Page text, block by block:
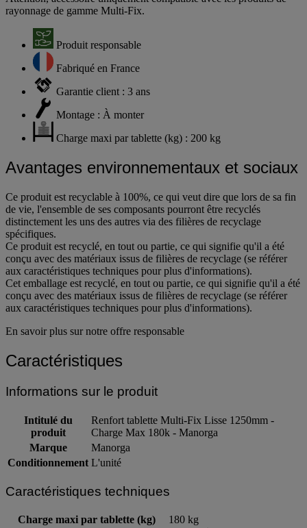
rayonnage de gamme Multi-Fix.
Produit responsable
Fabriqué en France
Garantie client : 3 ans
Montage : À monter
Charge maxi par tablette (kg) : 200 kg
Avantages environnementaux et sociaux
Ce produit est recyclable à 100%, ce qui veut dire que lors de sa fin
de vie, l'ensemble de ses composants pourront être recyclés
distinctement les uns des autres via des filières de recyclage
spécifiques.
Ce produit est recyclé, en tout ou partie, ce qui signifie qu'il a été
conçu avec des matériaux issus de filières de recyclage (se référer
aux caractéristiques techniques pour plus d'informations).
Cet emballage est recyclé, en tout ou partie, ce qui signifie qu'il a été
conçu avec des matériaux issus de filières de recyclage (se référer
aux caractéristiques techniques pour plus d'informations).
En savoir plus sur notre offre responsable
Caractéristiques
Informations sur le produit
Intitulé du
produit
Renfort tablette Multi-Fix Lisse 1250mm -
Charge Max 180k - Manorga
Marque
Manorga
Conditionnement L'unité
Caractéristiques techniques
Charge maxi par tablette (kg)
180 kg